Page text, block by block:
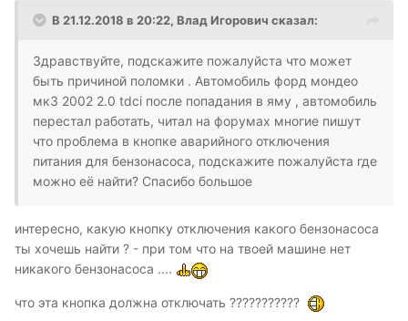
В 21.12.2018 в 20:22, Влад Игорович сказал:
Здравствуйте, подскажите пожалуйста что может
быть причиной поломки . Автомобиль форд мондео
мк3 2002 2.0 tdci после попадания в яму , автомобиль
перестал работать, читал на форумах многие пишут
что проблема в кнопке аварийного отключения
питания для бензонасоса, подскажите пожалуйста где
можно её найти? Спасибо большое
интересно, какую кнопку отключения какого бензонасоса
ты хочешь найти ? - при том что на твоей машине нет
никакого бензонасоса ....
что эта кнопка должна отключать ???????????